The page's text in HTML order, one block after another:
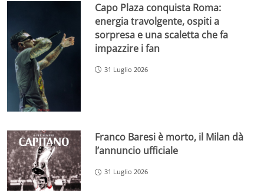
Capo Plaza conquista Roma:
energia travolgente, ospiti a
sorpresa e una scaletta che fa
impazzire i fan
31 Luglio 2026
Franco Baresi è morto, il Milan dà
l’annuncio ufficiale
31 Luglio 2026